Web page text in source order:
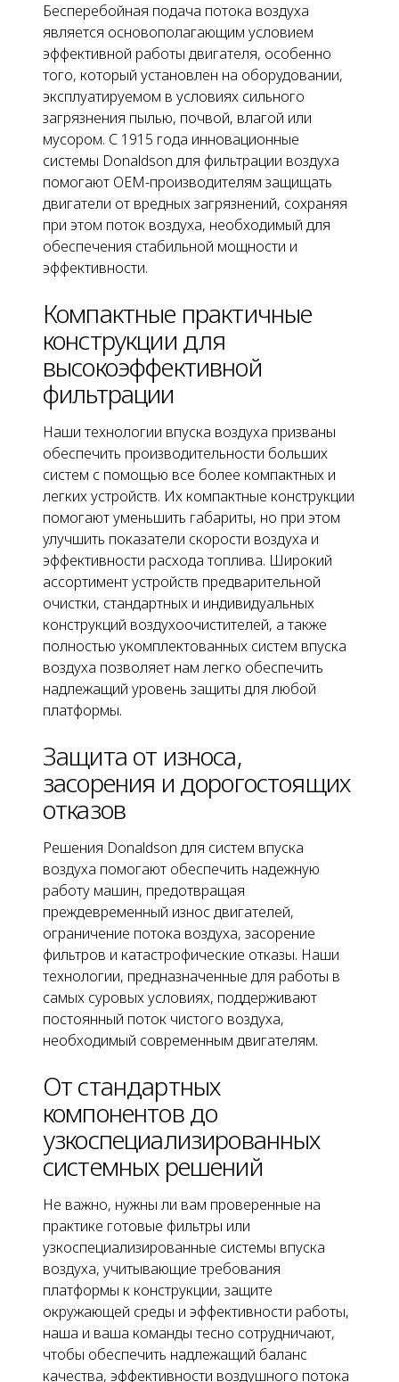
Бесперебойная подача потока воздуха
является основополагающим условием
эффективной работы двигателя, особенно
того, который установлен на оборудовании,
эксплуатируемом в условиях сильного
загрязнения пылью, почвой, влагой или
мусором. С 1915 года инновационные
системы Donaldson для фильтрации воздуха
помогают OEM-производителям защищать
двигатели от вредных загрязнений, сохраняя
при этом поток воздуха, необходимый для
обеспечения стабильной мощности и
эффективности.
Компактные практичные
конструкции для
высокоэффективной
фильтрации
Наши технологии впуска воздуха призваны
обеспечить производительности больших
систем с помощью все более компактных и
легких устройств. Их компактные конструкции
помогают уменьшить габариты, но при этом
улучшить показатели скорости воздуха и
эффективности расхода топлива. Широкий
ассортимент устройств предварительной
очистки, стандартных и индивидуальных
конструкций воздухоочистителей, а также
полностью укомплектованных систем впуска
воздуха позволяет нам легко обеспечить
надлежащий уровень защиты для любой
платформы.
Защита от износа,
засорения и дорогостоящих
отказов
Решения Donaldson для систем впуска
воздуха помогают обеспечить надежную
работу машин, предотвращая
преждевременный износ двигателей,
ограничение потока воздуха, засорение
фильтров и катастрофические отказы. Наши
технологии, предназначенные для работы в
самых суровых условиях, поддерживают
постоянный поток чистого воздуха,
необходимый современным двигателям.
От стандартных
компонентов до
узкоспециализированных
системных решений
Не важно, нужны ли вам проверенные на
практике готовые фильтры или
узкоспециализированные системы впуска
воздуха, учитывающие требования
платформы к конструкции, защите
окружающей среды и эффективности работы,
наша и ваша команды тесно сотрудничают,
чтобы обеспечить надлежащий баланс
качества, эффективности воздушного потока